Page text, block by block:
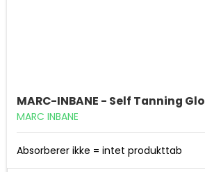
MARC-INBANE - Self Tanning
MARC INBANE
Absorberer ikke = intet produkttab